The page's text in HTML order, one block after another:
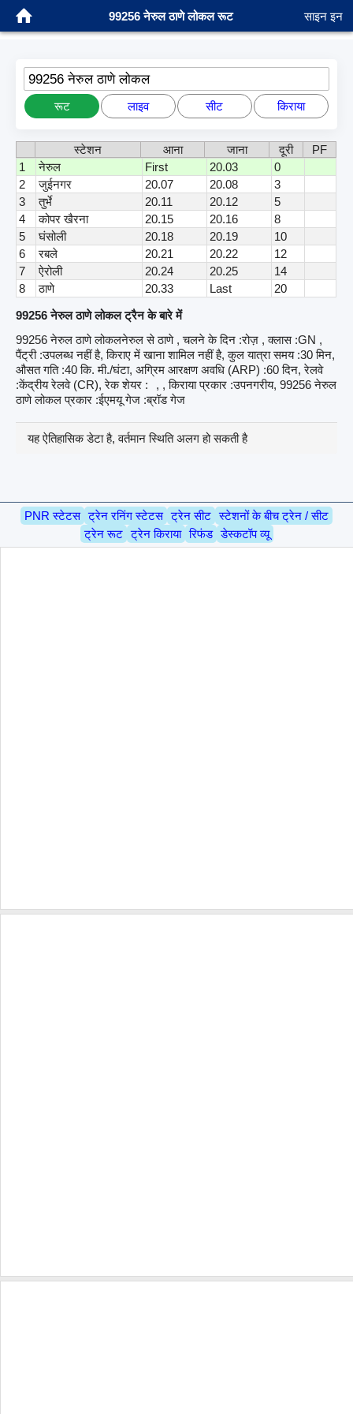
99256 नेरुल ठाणे लोकल रूट साइन इन
99256 नेरुल ठाणे लोकल
रूट लाइव सीट किराया
स्टेशन आना जाना दूरी
PF
1
नेरुल First 20.03
0
2
जुईनगर 20.07 20.08
3
3
तुर्भे 20.11 20.12
5
4
कोपर खैरना 20.15 20.16
8
5
घंसोली 20.18 20.19
10
6
रबले 20.21 20.22
12
7
ऐरोली 20.24 20.25
14
8
ठाणे 20.33 Last
20
99256 नेरुल ठाणे लोकल ट्रैन के बारे में
99256 नेरुल ठाणे लोकलनेरुल से ठाणे , चलने के दिन :रोज़ , क्लास :GN ,
पैंट्री :उपलब्ध नहीं है, किराए में खाना शामिल नहीं है, कुल यात्रा समय :30 मिन,
औसत गति :40 कि. मी./घंटा, अग्रिम आरक्षण अवधि (ARP) :60 दिन, रेलवे
:केंद्रीय रेलवे (CR), रेक शेयर :
, , किराया प्रकार :उपनगरीय, 99256 नेरुल
ठाणे लोकल प्रकार :ईएमयू गेज :ब्रॉड गेज
यह ऐतिहासिक डेटा है, वर्तमान स्थिति अलग हो सकती है
PNR स्टेटस ट्रेन रनिंग स्टेटस ट्रेन सीट स्टेशनों के बीच ट्रेन / सीट
ट्रेन रूट ट्रेन किराया रिफंड डेस्कटॉप व्यू